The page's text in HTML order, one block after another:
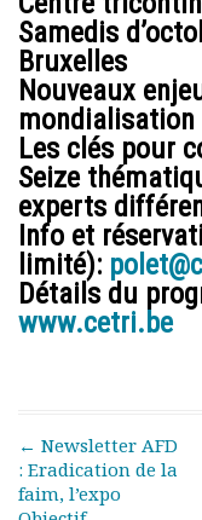
Samedis
Bruxelles
Nouveaux
mondialisation
Les clés pour
Seize
experts
Info et
limité):
Détails du
www.cetri.be
Post navigation
← Newsletter AFD
: Eradication de la
faim, l’expo